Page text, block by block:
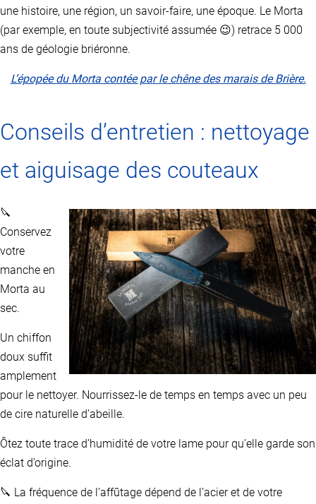
une histoire, une région, un savoir-faire, une époque. Le Morta
(par exemple, en toute subjectivité assumée 😉) retrace 5 000
ans de géologie briéronne.
L’épopée du Morta contée par le chêne des marais de Brière.
Conseils d’entretien : nettoyage
et aiguisage des couteaux
🔪
Conservez
votre
manche en
Morta au
sec.
Un chiffon
doux suffit
amplement
pour le nettoyer. Nourrissez-le de temps en temps avec un peu
de cire naturelle d’abeille.
Ôtez toute trace d’humidité de votre lame pour qu’elle garde son
éclat d’origine.
🔪 La fréquence de l’affûtage dépend de l’acier et de votre